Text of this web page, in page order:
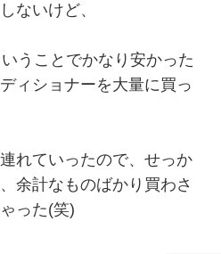
ないけど、
うことでかなり安かった
ィショナーを大量に買っ
れていったので、せっか
余計なものばかり買わさ
った(笑)